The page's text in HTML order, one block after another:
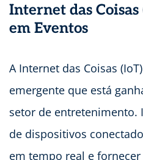
Internet das Coisas
em Eventos
A Internet das Coisas
emergente que está
setor de entretenimento.
de dispositivos
em tempo real e